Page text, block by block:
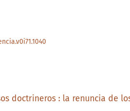
doctrineros : la renuncia de